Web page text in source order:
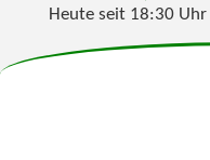
Heute seit 18:30 Uhr